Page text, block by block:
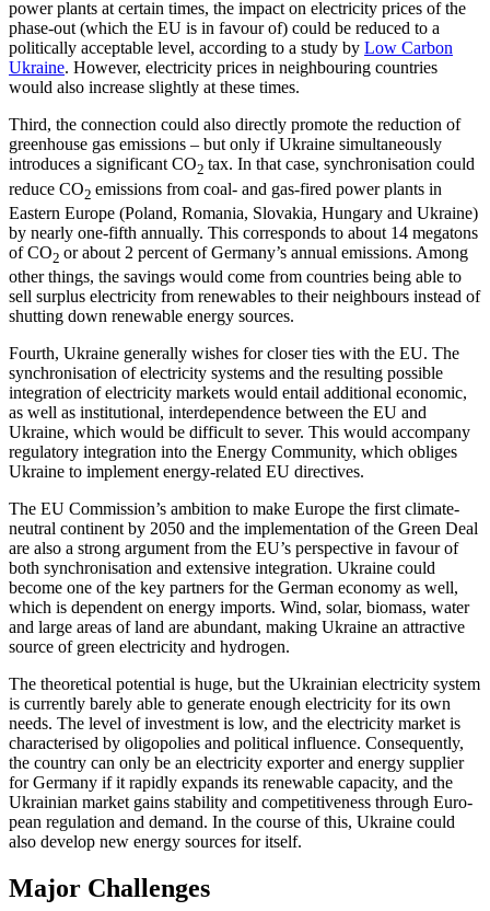
power plants at certain times, the impact on electricity prices of the
phase-out (which the EU is in favour of) could be reduced to a
politically acceptable level, according to a study by Low Carbon
Ukraine. However, electricity prices in neigh­bouring countries
would also increase slightly at these times.
Third, the connection could also directly promote the reduction of
greenhouse gas emissions – but only if Ukraine simulta­neously
introduces a significant CO2 tax. In that case, synchronisation could
reduce CO2 emissions from coal- and gas-fired power plants in
Eastern Europe (Poland, Romania, Slovakia, Hungary and Ukraine)
by nearly one-fifth annually. This corresponds to about 14 megatons
of CO2 or about 2 per­cent of Germany’s annual emissions. Among
other things, the savings would come from countries being able to
sell sur­plus electricity from renewables to their neighbours instead of
shutting down renew­able energy sources.
Fourth, Ukraine generally wishes for closer ties with the EU. The
synchronisation of electricity systems and the resulting pos­sible
integration of electricity markets would entail additional economic,
as well as institutional, interdependence between the EU and
Ukraine, which would be dif­fi­cult to sever. This would accompany
regu­latory integration into the Energy Community, which obliges
Ukraine to implement energy-related EU directives.
The EU Commission’s ambition to make Europe the first climate-
neutral continent by 2050 and the implementation of the Green Deal
are also a strong argument from the EU’s perspective in favour of
both syn­chronisation and extensive integration. Ukraine could
become one of the key part­ners for the German economy as well,
which is dependent on energy imports. Wind, solar, biomass, water
and large areas of land are abundant, making Ukraine an attractive
source of green electricity and hydrogen.
The theoretical potential is huge, but the Ukrainian electricity system
is currently barely able to generate enough electricity for its own
needs. The level of investment is low, and the electricity market is
characterised by oligopolies and political influence. Consequently,
the country can only be an electricity exporter and energy supplier
for Germany if it rapidly expands its renewable capacity, and the
Ukrainian market gains stability and competitiveness through Euro­
pean regulation and demand. In the course of this, Ukraine could
also develop new energy sources for itself.
Major Challenges